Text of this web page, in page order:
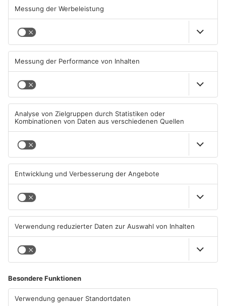
Schwimmbäder im
erhebliche Mängel auf
06.08.2026, 06:37 UHR IN
PRIMAVERALAND
Waldbrandgefahr im
06.08.2026, 06:34 UHR IN
PRIMAVERALAND